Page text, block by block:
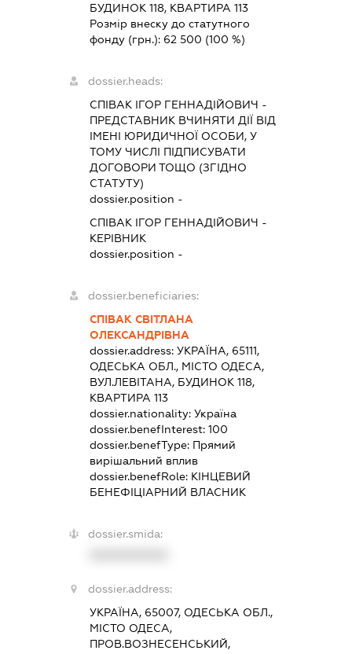
БУДИНОК 118, КВАРТИРА 113
Розмір внеску до статутного
фонду (грн.): 62 500 (100 %)
dossier.heads:
СПІВАК ІГОР ГЕННАДІЙОВИЧ -
ПРЕДСТАВНИК ВЧИНЯТИ ДІЇ ВІД
ІМЕНІ ЮРИДИЧНОЇ ОСОБИ, У
ТОМУ ЧИСЛІ ПІДПИСУВАТИ
ДОГОВОРИ ТОЩО (ЗГІДНО
СТАТУТУ)
dossier.position -
СПІВАК ІГОР ГЕННАДІЙОВИЧ -
КЕРІВНИК
dossier.position -
dossier.beneficiaries:
СПІВАК СВІТЛАНА
ОЛЕКСАНДРІВНА
dossier.address: УКРАЇНА, 65111,
ОДЕСЬКА ОБЛ., МІСТО ОДЕСА,
ВУЛ.ЛЕВІТАНА, БУДИНОК 118,
КВАРТИРА 113
dossier.nationality: Україна
dossier.benefInterest: 100
dossier.benefType: Прямий
вирішальний вплив
dossier.benefRole: КІНЦЕВИЙ
БЕНЕФІЦІАРНИЙ ВЛАСНИК
dossier.smida:
dossier.address:
УКРАЇНА, 65007, ОДЕСЬКА ОБЛ.,
МІСТО ОДЕСА,
ПРОВ.ВОЗНЕСЕНСЬКИЙ,